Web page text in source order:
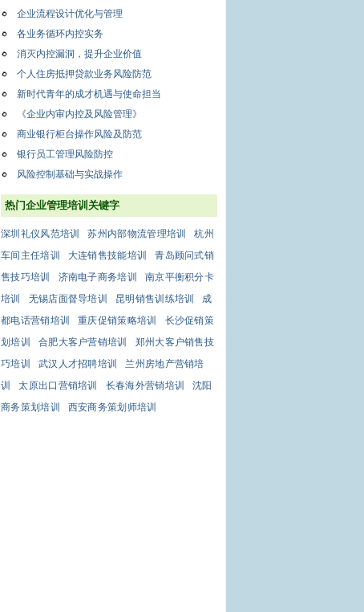
企业流程设计优化与管理
各业务循环内控实务
消灭内控漏洞，提升企业价值
个人住房抵押贷款业务风险防范
新时代青年的成才机遇与使命担当
《企业内审内控及风险管理》
商业银行柜台操作风险及防范
银行员工管理风险防控
风险控制基础与实战操作
热门企业管理培训关键字
深圳礼仪风范培训 苏州内部物流管理培训
杭州
车间主任培训
大连销售技能培训
青岛顾问式销
售技巧培训
济南电子商务培训
南京平衡积分卡
培训
无锡店面督导培训 昆明销售训练培训
成
都电话营销培训
重庆促销策略培训
长沙促销策
划培训
合肥大客户营销培训
郑州大客户销售技
巧培训
武汉人才招聘培训
兰州房地产营销培
训
太原出口营销培训 长春海外营销培训
沈阳
商务策划培训
西安商务策划师培训